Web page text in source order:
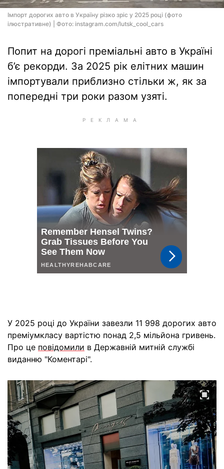
Імпорт дорогих авто в Україну різко зріс у 2025 році (фото
ілюстративне) | Фото: instagram.com/lutsk_cool_cars
Попит на дорогі преміальні авто в Україні
б’є рекорди. За 2025 рік елітних машин
імпортували приблизно стільки ж, як за
попередні три роки разом узяті.
У 2025 році до України завезли 11 998 дорогих авто
преміумкласу вартістю понад 2,5 мільйона гривень.
Про це повідомили в Державній митній службі
виданню "Коментарі".